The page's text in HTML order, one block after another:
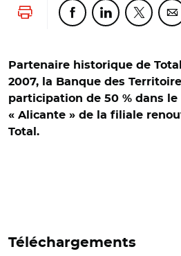
Lancer l'impressionPartager cette page
Partager cette
Partenaire historique de
2007, la Banque des
participation de 50 % dans
« Alicante » de la filiale
Total.
Téléchargements